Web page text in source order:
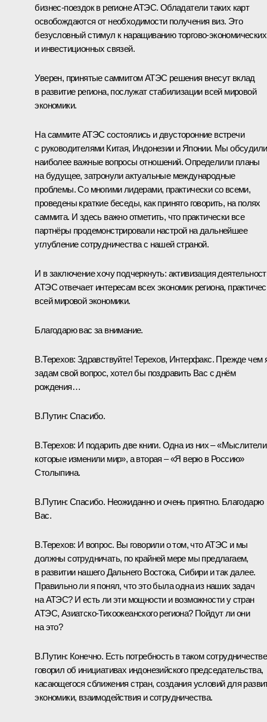
бизнес-поездок в регионе АТЭС. Обладатели таких карт
освобождаются от необходимости получения виз. Это
безусловный стимул к наращиванию торгово-экономических
и инвестиционных связей.
Уверен, принятые саммитом АТЭС решения внесут вклад
в развитие региона, послужат стабилизации всей мировой
экономики.
На саммите АТЭС состоялись и двусторонние встречи
с руководителями Китая, Индонезиии Японии. Мы обсудили
наиболее важные вопросы отношений. Определили планы
на будущее, затронули актуальные международные
проблемы. Со многими лидерами, практически со всеми,
проведены краткие беседы, как принято говорить, на полях
саммита. И здесь важно отметить, что практически все
партнёры продемонстрировали настрой на дальнейшее
углубление сотрудничества с нашей страной.
И в заключение хочу подчеркнуть: активизация
АТЭС отвечает интересам всех экономик региона,
всей мировой экономики.
Благодарю вас за внимание.
В.Терехов: Здравствуйте! Терехов, Интерфакс. Прежде чем
задам свой вопрос, хотел бы поздравить Вас с днём
рождения…
В.Путин: Спасибо.
В.Терехов: И подарить две книги. Одна из них –
которые изменили мир», а вторая – «Я верю в Россию»
Столыпина.
В.Путин: Спасибо. Неожиданно и очень приятно. Благодарю
Вас.
В.Терехов: И вопрос. Вы говорили о том, что АТЭС и мы
должны сотрудничать, по крайней мере мы предлагаем,
в развитии нашего Дальнего Востока, Сибири и так далее.
Правильно ли я понял, что это была одна из наших задач
на АТЭС? И есть ли эти мощности и возможности у стран
АТЭС, Азиатско-Тихоокеанского региона? Пойдут ли они
на это?
В.Путин: Конечно. Есть потребность в таком
говорил об инициативах индонезийского председательства,
касающегося сближения стран, создания условий для
экономики, взаимодействия и сотрудничества.